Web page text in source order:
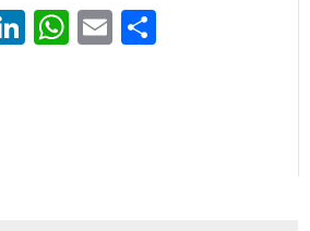
LinkedIn
WhatsApp
Email